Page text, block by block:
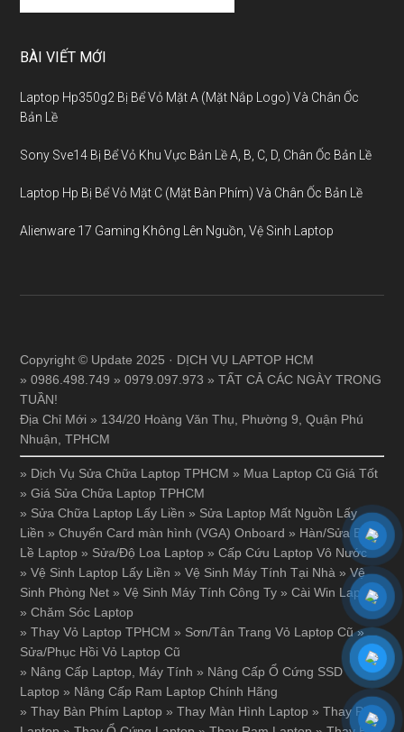
BÀI VIẾT MỚI
Laptop Hp350g2 Bị Bể Vỏ Mặt A (Mặt Nắp Logo) Và Chân Ốc
Bản Lề
Sony Sve14 Bị Bể Vỏ Khu Vực Bản Lề A, B, C, D, Chân Ốc Bản Lề
Laptop Hp Bị Bể Vỏ Mặt C (Mặt Bàn Phím) Và Chân Ốc Bản Lề
Alienware 17 Gaming Không Lên Nguồn, Vệ Sinh Laptop
Copyright © Update 2025 · DỊCH VỤ LAPTOP HCM
» 0986.498.749 » 0979.097.973 » TẤT CẢ CÁC NGÀY TRONG
TUẦN!
Địa Chỉ Mới » 134/20 Hoàng Văn Thụ, Phường 9, Quận Phú
Nhuận, TPHCM
» Dịch Vụ Sửa Chữa Laptop TPHCM » Mua Laptop Cũ Giá Tốt
»Giá Sửa Chữa Laptop TPHCM
» Sửa Chữa Laptop Lấy Liền » Sửa Laptop Mất Nguồn Lấy
Liền »Chuyển Card màn hình (VGA) Onboard » Hàn/Sửa Bản
Lề Laptop » Sửa/Độ Loa Laptop »Cấp Cứu Laptop Vô Nước
»Vệ Sinh Laptop Lấy Liền »Vệ Sinh Máy Tính Tại Nhà »Vệ
Sinh Phòng Net »Vệ Sinh Máy Tính Công Ty »Cài Win Laptop
»Chăm Sóc Laptop
»Thay Vỏ Laptop TPHCM » Sơn/Tân Trang Vỏ Laptop Cũ»
Sửa/Phục Hồi Vỏ Laptop Cũ
» Nâng Cấp Laptop, Máy Tính » Nâng Cấp Ổ Cứng SSD
Laptop » Nâng Cấp Ram Laptop Chính Hãng
»Thay Bàn Phím Laptop »Thay Màn Hình Laptop »Thay Pin